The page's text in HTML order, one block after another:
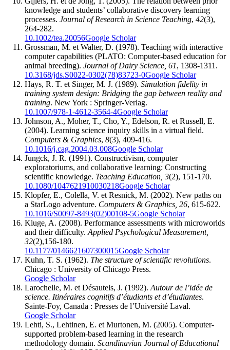
knowledge and students’ collaborative discovery learning
processes. Journal of Research in Science Teaching, 42(3),
264-282.
10.1002/tea.20056Google Scholar
Grossman, M. et Walter, D. (1978). Teaching with interactive
computer capabilities (PLATO: Computer-based education for
animal breeding). Journal of Dairy Science, 61, 1308-1311.
10.3168/jds.S0022-0302(78)83723-0Google Scholar
Hays, R. T. et Singer, M. J. (1989). Simulation fidelity in
training system design: Bridging the gap between reality and
training. New York : Springer-Verlag.
10.1007/978-1-4612-3564-4Google Scholar
Johnson, A., Moher, T., Cho, Y., Edelson, R. et Russell, E.
(2004). Learning science inquiry skills in a virtual field.
Computers & Graphics, 8(3), 409-416.
10.1016/j.cag.2004.03.008Google Scholar
Jungck, J. R. (1991). Constructivism, computer
exploratoriums, and collaborative learning: Constructing
scientific knowledge. Teaching Education, 3(2), 151-170.
10.1080/1047621910030218Google Scholar
Klopfer, E., Colella, V. et Resnick, M. (2002). New paths on
a StarLogo adventure. Computers & Graphics, 26, 615-622.
10.1016/S0097-8493(02)00108-5Google Scholar
Kluge, A. (2008). Performance assessments with microworlds
and their difficulty.Applied Psychological Measurement,
32(2),156-180.
10.1177/0146621607300015Google Scholar
Kuhn, T. S. (1962). The structure of scientific revolutions.
Chicago : University of Chicago Press.
Google Scholar
Larochelle, M. et Désautels, J. (1992).Autour de l’idée de
science. Itinéraires cognitifs d’étudiants et d’étudiantes.
Sainte-Foy, Canada : Presses de l’Université Laval.
Google Scholar
Lehti, S., Lehtinen, E. et Murtonen, M. (2005). Computer-
supported problem-based learning in the research
methodology domain. Scandinavian Journal of Educational